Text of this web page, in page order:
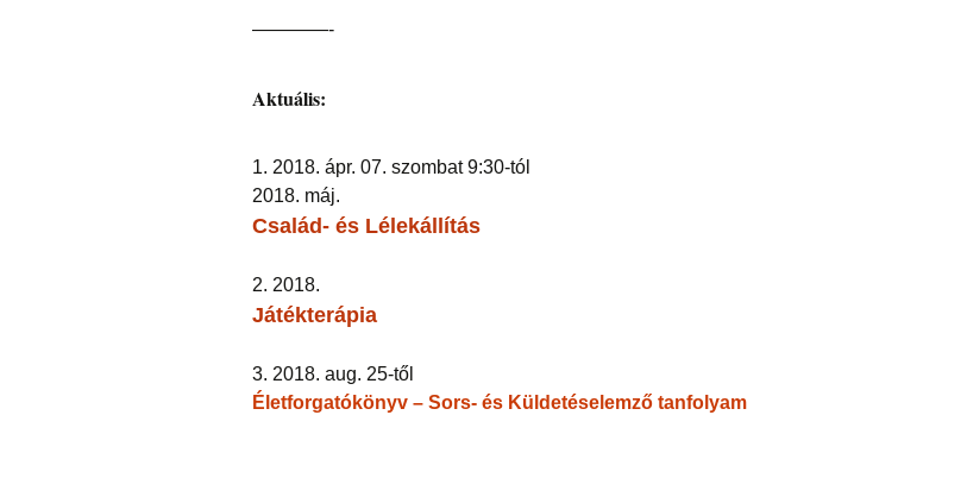
————-
Aktuális:
1. 2018. ápr. 07. szombat 9:30-tól
2018. máj.
Család- és Lélekállítás
2. 2018.
Játékterápia
3. 2018. aug. 25-től
Életforgatókönyv – Sors- és Küldetéselemző tanfolyam